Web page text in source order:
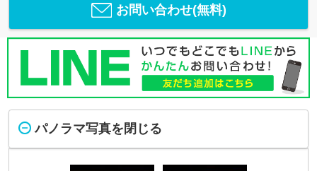
お問い合わせ(無料)
パノラマ写真を閉じる